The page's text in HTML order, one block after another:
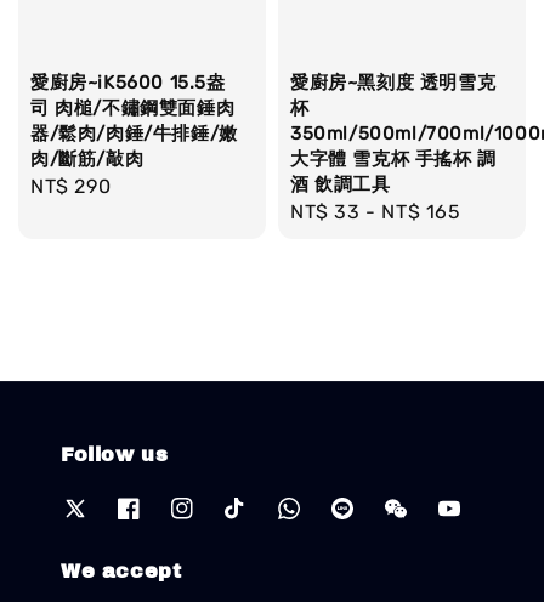
愛廚房~iK5600 15.5盎
司 肉槌/不鏽鋼雙面錘肉
器/鬆肉/肉錘/牛排錘/嫩
肉/斷筋/敲肉
Regular
NT$ 290
愛廚房~黑刻度 透明雪克
杯
350ml/500ml/700ml/
大字體 雪克杯 手搖杯 調
酒 飲調工具
Regular
NT$ 33 - NT$ 165
Follow us
We accept